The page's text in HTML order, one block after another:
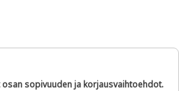
osan sopivuuden ja korjausvaihtoehdot.